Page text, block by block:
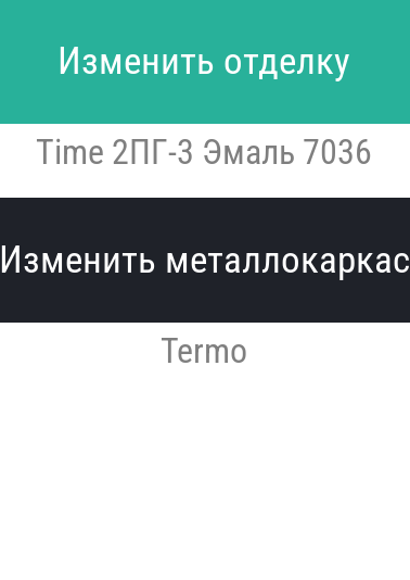
Изменить отделку
Time 2ПГ-3 Эмаль 7036
Изменить металлокаркас
Termo